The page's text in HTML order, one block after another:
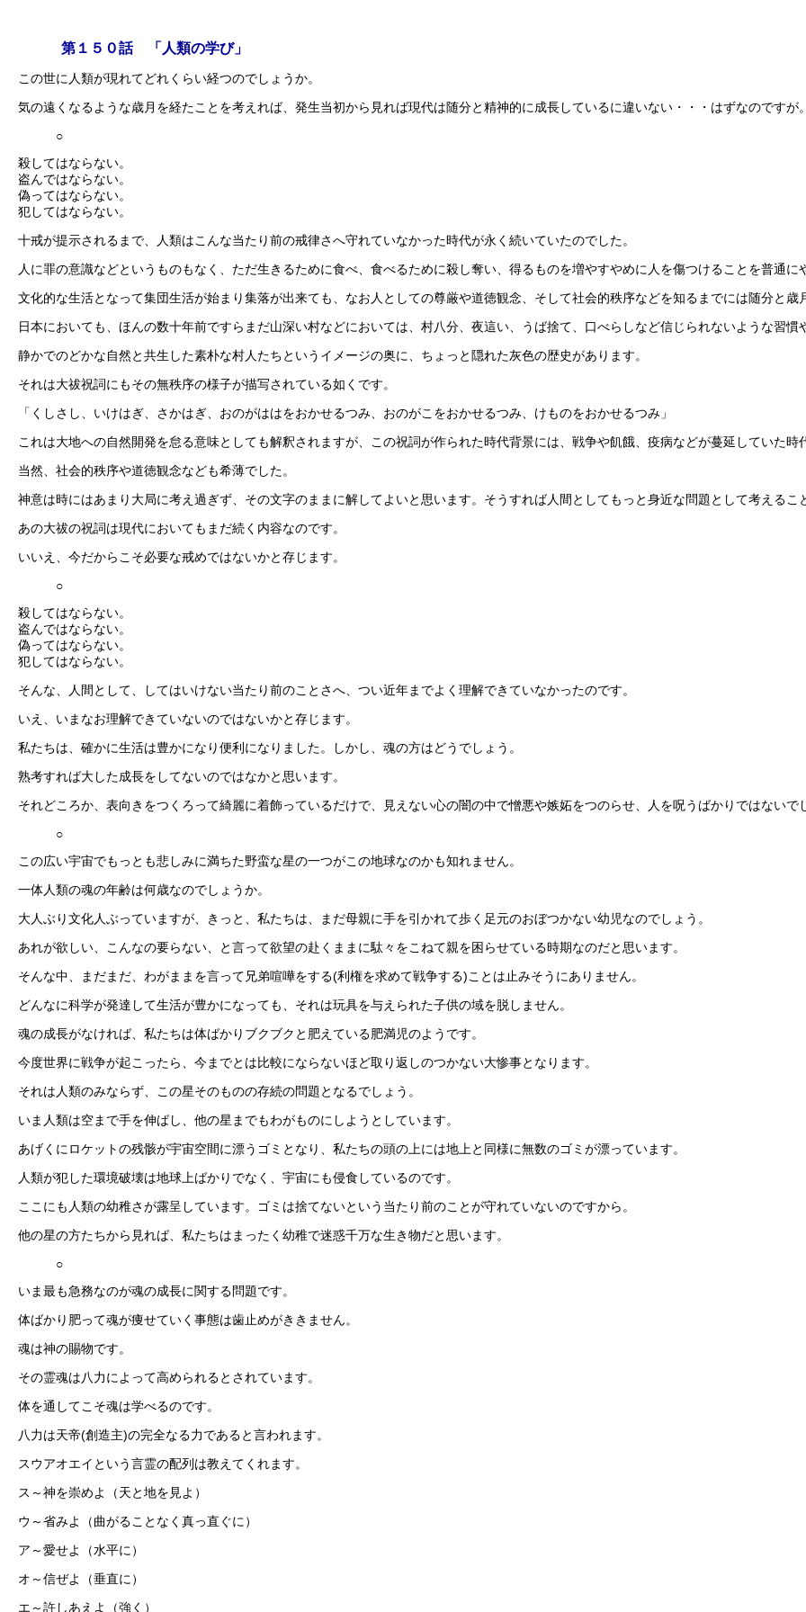
第１５０話 「人類の学び」
この世に人類が現れてどれくらい経つのでしょうか。
気の遠くなるような歳月を経たことを考えれば、発生当初から見れば現代は随分と精神的に成長しているに違いない・・・はずなのですが。
○
殺してはならない。
盗んではならない。
偽ってはならない。
犯してはならない。
十戒が提示されるまで、人類はこんな当たり前の戒律さへ守れていなかった時代が永く続いていたのでした。
人に罪の意識などというものもなく、ただ生きるために食べ、食べるために殺し奪い、得るものを増やすやめに人を傷つけることを普通に
文化的な生活となって集団生活が始まり集落が出来ても、なお人としての尊厳や道徳観念、そして社会的秩序などを知るまでには随分と歳
日本においても、ほんの数十年前ですらまだ山深い村などにおいては、村八分、夜這い、うば捨て、口べらしなど信じられないような習慣
静かでのどかな自然と共生した素朴な村人たちというイメージの奥に、ちょっと隠れた灰色の歴史があります。
それは大祓祝詞にもその無秩序の様子が描写されている如くです。
「くしさし、いけはぎ、さかはぎ、おのがははをおかせるつみ、おのがこをおかせるつみ、けものをおかせるつみ」
これは大地への自然開発を怠る意味としても解釈されますが、この祝詞が作られた時代背景には、戦争や飢餓、疫病などが蔓延していた時
当然、社会的秩序や道徳観念なども希薄でした。
神意は時にはあまり大局に考え過ぎず、その文字のままに解してよいと思います。そうすれば人間としてもっと身近な問題として考えるこ
あの大祓の祝詞は現代においてもまだ続く内容なのです。
いいえ、今だからこそ必要な戒めではないかと存じます。
○
殺してはならない。
盗んではならない。
偽ってはならない。
犯してはならない。
そんな、人間として、してはいけない当たり前のことさへ、つい近年までよく理解できていなかったのです。
いえ、いまなお理解できていないのではないかと存じます。
私たちは、確かに生活は豊かになり便利になりました。しかし、魂の方はどうでしょう。
熟考すれば大した成長をしてないのではなかと思います。
それどころか、表向きをつくろって綺麗に着飾っているだけで、見えない心の闇の中で憎悪や嫉妬をつのらせ、人を呪うばかりではないで
○
この広い宇宙でもっとも悲しみに満ちた野蛮な星の一つがこの地球なのかも知れません。
一体人類の魂の年齢は何歳なのでしょうか。
大人ぶり文化人ぶっていますが、きっと、私たちは、まだ母親に手を引かれて歩く足元のおぼつかない幼児なのでしょう。
あれが欲しい、こんなの要らない、と言って欲望の赴くままに駄々をこねて親を困らせている時期なのだと思います。
そんな中、まだまだ、わがままを言って兄弟喧嘩をする(利権を求めて戦争する)ことは止みそうにありません。
どんなに科学が発達して生活が豊かになっても、それは玩具を与えられた子供の域を脱しません。
魂の成長がなければ、私たちは体ばかりブクブクと肥えている肥満児のようです。
今度世界に戦争が起こったら、今までとは比較にならないほど取り返しのつかない大惨事となります。
それは人類のみならず、この星そのものの存続の問題となるでしょう。
いま人類は空まで手を伸ばし、他の星までもわがものにしようとしています。
あげくにロケットの残骸が宇宙空間に漂うゴミとなり、私たちの頭の上には地上と同様に無数のゴミが漂っています。
人類が犯した環境破壊は地球上ばかりでなく、宇宙にも侵食しているのです。
ここにも人類の幼稚さが露呈しています。ゴミは捨てないという当たり前のことが守れていないのですから。
他の星の方たちから見れば、私たちはまったく幼稚で迷惑千万な生き物だと思います。
○
いま最も急務なのが魂の成長に関する問題です。
体ばかり肥って魂が痩せていく事態は歯止めがききません。
魂は神の賜物です。
その霊魂は八力によって高められるとされています。
体を通してこそ魂は学べるのです。
八力は天帝(創造主)の完全なる力であると言われます。
スウアオエイという言霊の配列は教えてくれます。
ス～神を崇めよ（天と地を見よ）
ウ～省みよ（曲がることなく真っ直ぐに）
ア～愛せよ（水平に）
オ～信ぜよ（垂直に）
エ～許しあえよ（強く）